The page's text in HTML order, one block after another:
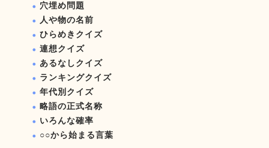
穴埋め問題
人や物の名前
ひらめきクイズ
連想クイズ
あるなしクイズ
ランキングクイズ
年代別クイズ
略語の正式名称
いろんな確率
○○から始まる言葉